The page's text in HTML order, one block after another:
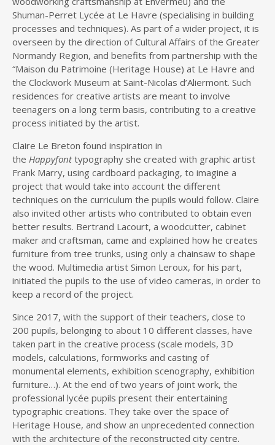
Shuman-Perret Lycée at Le Havre (specialising in building
processes and techniques). As part of a wider project, it is
overseen by the direction of Cultural Affairs of the Greater
Normandy Region, and benefits from partnership with the
“Maison du Patrimoine (Heritage House) at Le Havre and
the Clockwork Museum at Saint-Nicolas d’Aliermont. Such
residences for creative artists are meant to involve
teenagers on a long term basis, contributing to a creative
process initiated by the artist.
Claire Le Breton found inspiration in
the Happyfonttypography she created with graphic artist
Frank Marry, using cardboard packaging, to imagine a
project that would take into account the different
techniques on the curriculum the pupils would follow. Claire
also invited other artists who contributed to obtain even
better results. Bertrand Lacourt, a woodcutter, cabinet
maker and craftsman, came and explained how he creates
furniture from tree trunks, using only a chainsaw to shape
the wood. Multimedia artist Simon Leroux, for his part,
initiated the pupils to the use of video cameras, in order to
keep a record of the project.
Since 2017, with the support of their teachers, close to
200 pupils, belonging to about 10 different classes, have
taken part in the creative process (scale models, 3D
models, calculations, formworks and casting of
monumental elements, exhibition scenography, exhibition
furniture…). At the end of two years of joint work, the
professional lycée pupils present their entertaining
typographic creations. They take over the space of
Heritage House, and show an unprecedented connection
with the architecture of the reconstructed city centre.